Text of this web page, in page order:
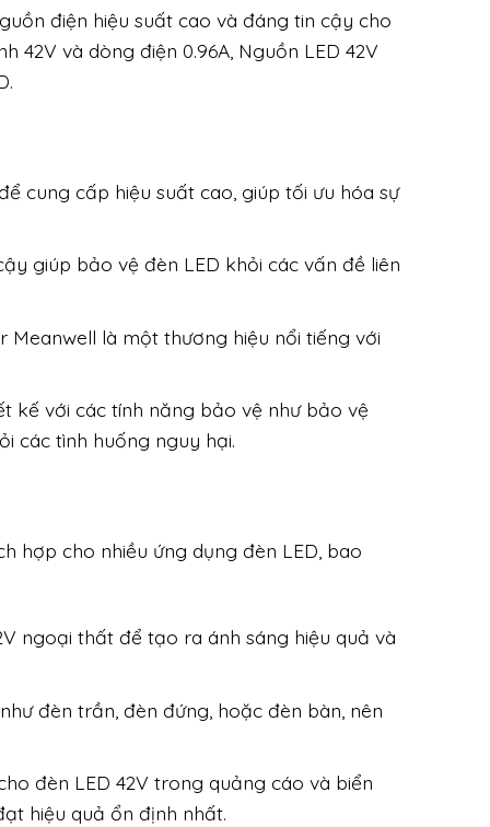
điện hiệu suất cao và đáng tin cậy cho
42V và dòng điện 0.96A, Nguồn LED 42V
cung cấp hiệu suất cao, giúp tối ưu hóa sự
giúp bảo vệ đèn LED khỏi các vấn đề liên
Meanwell là một thương hiệu nổi tiếng với
kế với các tính năng bảo vệ như bảo vệ
các tình huống nguy hại.
hợp cho nhiều ứng dụng đèn LED, bao
ngoại thất để tạo ra ánh sáng hiệu quả và
đèn trần, đèn đứng, hoặc đèn bàn, nên
đèn LED 42V trong quảng cáo và biển
hiệu quả ổn định nhất.